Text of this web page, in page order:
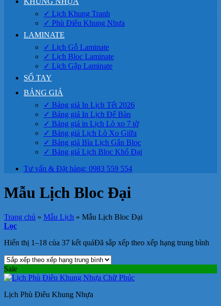
✓ Lịch Khung Tranh
✓ Phù Điêu Khung Nhựa
LAMINATE
✓ Lịch Gỗ Laminate
✓ Lịch Bloc Laminate
✓ Lịch Gập Laminate
SỔ TAY
BẢNG GIÁ
✓ Bảng giá In Lịch Tết 2026
✓ Bảng giá In Lịch Để Bàn
✓ Bảng giá in Lịch Lò xo 7 tờ
✓ Bảng giá Lịch Lò Xo Giữa
✓ Bảng giá Bìa Lịch Gắn Bloc
✓ Bảng giá Lịch Bloc Khổ Đại
Tư vấn & Đặt hàng: 0983 559 554
Mẫu Lịch Bloc Đại
Trang chủ » Mẫu Lịch » Mẫu Lịch Bloc Đại
Lọc
Hiển thị 1–18 của 37 kết quảĐã sắp xếp theo xếp hạng trung bình
Sale
Lịch Phù Điêu Khung Nhựa